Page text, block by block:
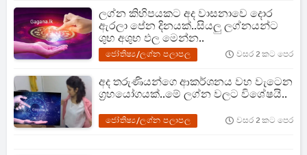
ලග්න කිහිපයකට අද වාසනාවෙ දොර
ඇරලා පේන දිනයක්..සියලු ලග්නයන්ට
ශුභ අශුභ ඵල මෙන්න..
ජෝතිෂ්‍ය/ලග්න පලාපල වසර 2 කට පෙර
අද තරුණියන්ගෙ ආකර්ශනය වහ වැටෙන
ග්‍රහයෝගයක්..මේ ලග්න වලට විශේෂයි..
ජෝතිෂ්‍ය/ලග්න පලාපල වසර 2 කට පෙර